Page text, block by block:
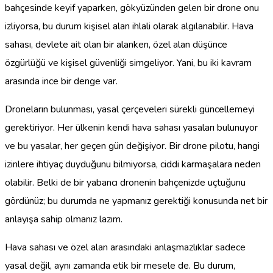
bahçesinde keyif yaparken, gökyüzünden gelen bir drone onu
izliyorsa, bu durum kişisel alan ihlali olarak algılanabilir. Hava
sahası, devlete ait olan bir alanken, özel alan düşünce
özgürlüğü ve kişisel güvenliği simgeliyor. Yani, bu iki kavram
arasında ince bir denge var.
Droneların bulunması, yasal çerçeveleri sürekli güncellemeyi
gerektiriyor. Her ülkenin kendi hava sahası yasaları bulunuyor
ve bu yasalar, her geçen gün değişiyor. Bir drone pilotu, hangi
izinlere ihtiyaç duyduğunu bilmiyorsa, ciddi karmaşalara neden
olabilir. Belki de bir yabancı dronenin bahçenizde uçtuğunu
gördünüz; bu durumda ne yapmanız gerektiği konusunda net bir
anlayışa sahip olmanız lazım.
Hava sahası ve özel alan arasındaki anlaşmazlıklar sadece
yasal değil, aynı zamanda etik bir mesele de. Bu durum,